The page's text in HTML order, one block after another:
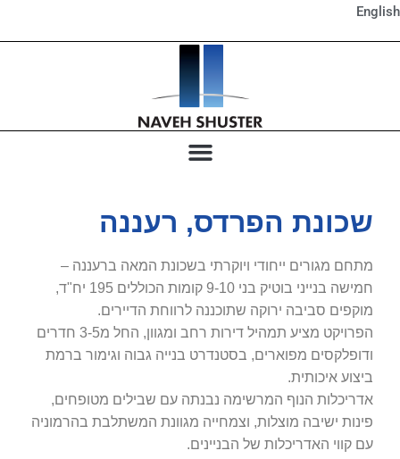
English
שכונת הפרדס, רעננה
מתחם מגורים ייחודי ויוקרתי בשכונת המאה ברעננה –
חמישה בנייני בוטיק בני 9-10 קומות הכוללים 195 יח"ד,
מוקפים סביבה ירוקה שתוכננה לרווחת הדיירים.
הפרויקט מציע תמהיל דירות רחב ומגוון, החל מ3-5 חדרים
ודופלקסים מפוארים, בסטנדרט בנייה גבוה וגימור ברמת
ביצוע איכותית.
אדריכלות הנוף המרשימה נבנתה עם שבילים מטופחים,
פינות ישיבה מוצלות, וצמחייה מגוונת המשתלבת בהרמוניה
עם קווי האדריכלות של הבניינים.